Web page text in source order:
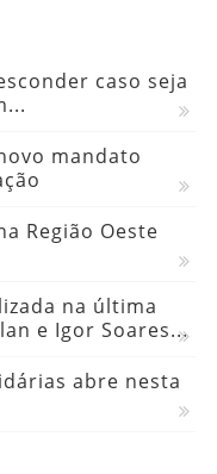
caso seja
mandato
Região Oeste
na última
e Igor Soares...
abre nesta